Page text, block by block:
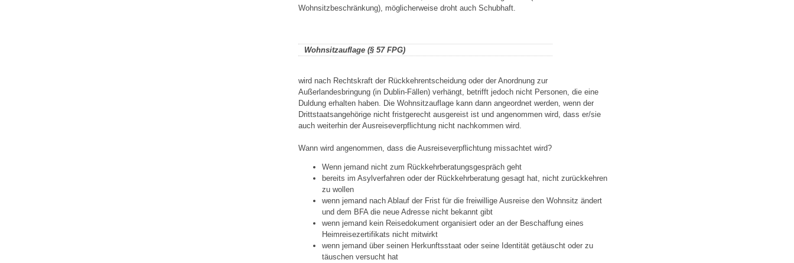
Wohnsitzbeschränkung), möglicherweise droht auch Schubhaft.
Wohnsitzauflage (§ 57 FPG)
wird nach Rechtskraft der Rückkehrentscheidung oder der Anordnung zur
Außerlandesbringung (in Dublin-Fällen) verhängt, betrifft jedoch nicht Personen, die eine
Duldung erhalten haben. Die Wohnsitzauflage kann dann angeordnet werden, wenn der
Drittstaatsangehörige nicht fristgerecht ausgereist ist und angenommen wird, dass er/sie
auch weiterhin der Ausreiseverpflichtung nicht nachkommen wird.
Wann wird angenommen, dass die Ausreiseverpflichtung missachtet wird?
Wenn jemand nicht zum Rückkehrberatungsgespräch geht
bereits im Asylverfahren oder der Rückkehrberatung gesagt hat, nicht zurückkehren
zu wollen
wenn jemand nach Ablauf der Frist für die freiwillige Ausreise den Wohnsitz ändert
und dem BFA die neue Adresse nicht bekannt gibt
wenn jemand kein Reisedokument organisiert oder an der Beschaffung eines
Heimreisezertifikats nicht mitwirkt
wenn jemand über seinen Herkunftsstaat oder seine Identität getäuscht oder zu
täuschen versucht hat